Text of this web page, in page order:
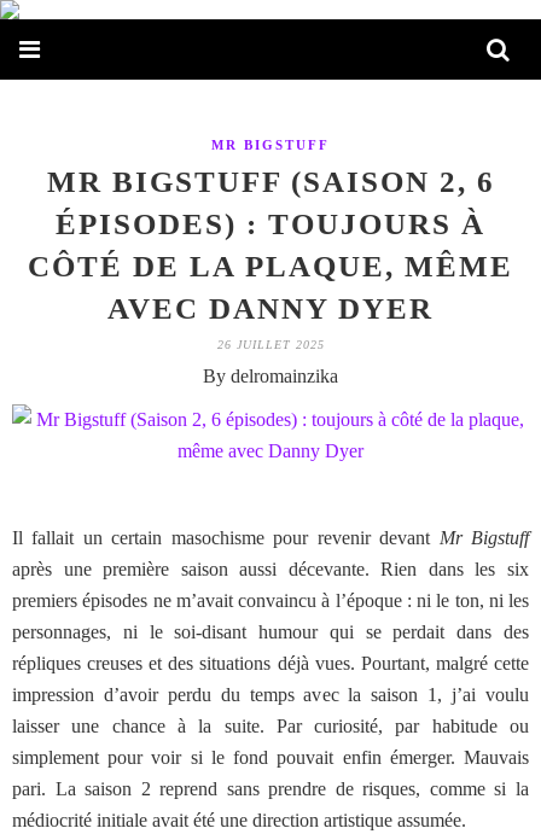
MR BIGSTUFF
MR BIGSTUFF (SAISON 2, 6
ÉPISODES) : TOUJOURS À
CÔTÉ DE LA PLAQUE, MÊME
AVEC DANNY DYER
26 JUILLET 2025
By delromainzika
Il fallait un certain masochisme pour revenir devant Mr Bigstuff
après une première saison aussi décevante. Rien dans les six
premiers épisodes ne m’avait convaincu à l’époque : ni le ton, ni les
personnages, ni le soi-disant humour qui se perdait dans des
répliques creuses et des situations déjà vues. Pourtant, malgré cette
impression d’avoir perdu du temps avec la saison 1, j’ai voulu
laisser une chance à la suite. Par curiosité, par habitude ou
simplement pour voir si le fond pouvait enfin émerger. Mauvais
pari. La saison 2 reprend sans prendre de risques, comme si la
médiocrité initiale avait été une direction artistique assumée.